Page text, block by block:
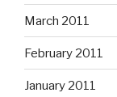
March 2011
February 2011
January 2011